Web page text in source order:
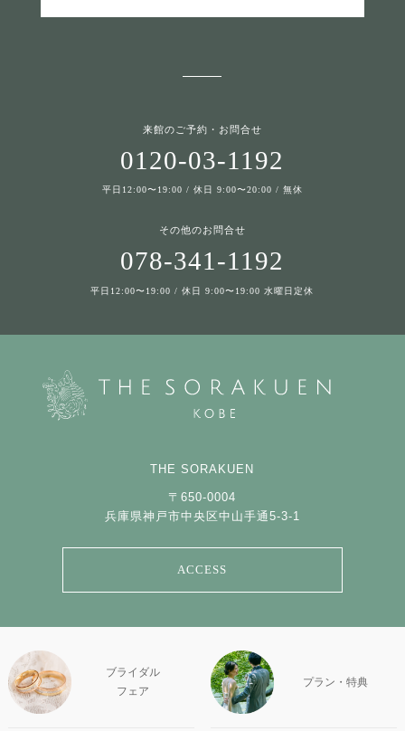
来館のご予約・お問合せ
0120-03-1192
平日12:00〜19:00 / 休日 9:00〜20:00 / 無休
その他のお問合せ
078-341-1192
平日12:00〜19:00 / 休日 9:00〜19:00 水曜日定休
THE SORAKUEN
〒650-0004
兵庫県神戸市中央区中山手通5-3-1
ACCESS
ブライダル
フェア
プラン・特典